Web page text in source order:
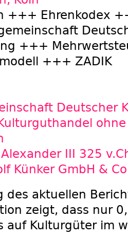
+++ Ehrenkodex
+++
+++ ZADIK
Deutscher
des aktuellen
zeigt, dass nur
auf Kulturgüter im